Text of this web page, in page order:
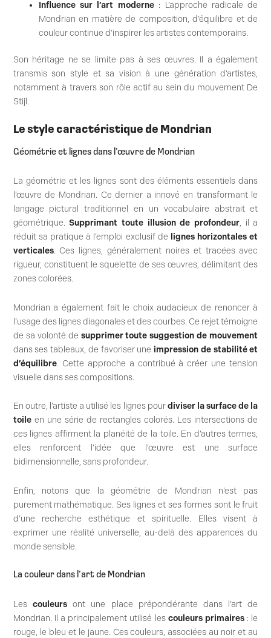
Influence sur l’art moderne: L’approche radicale de
Mondrian en matière de composition, d’équilibre et de
couleur continue d’inspirer les artistes contemporains.
Son héritage ne se limite pas à ses œuvres. Il a également
transmis son style et sa vision à une génération d’artistes,
notamment à travers son rôle actif au sein du mouvement De
Stijl.
Le style caractéristique de Mondrian
Géométrie et lignes dans l’œuvre de Mondrian
La géométrie et les lignes sont des éléments essentiels dans
l’œuvre de Mondrian. Ce dernier a innové en transformant le
langage pictural traditionnel en un vocabulaire abstrait et
géométrique.Supprimant toute illusion de profondeur, il a
réduit sa pratique à l’emploi exclusif de lignes horizontales et
verticales. Ces lignes, généralement noires et tracées avec
rigueur, constituent le squelette de ses œuvres, délimitant des
zones colorées.
Mondrian a également fait le choix audacieux de renoncer à
l’usage des lignes diagonales et des courbes. Ce rejet témoigne
de sa volonté de supprimer toute suggestion de mouvement
dans ses tableaux, de favoriser une impression de stabilité et
d’équilibre. Cette approche a contribué à créer une tension
visuelle dans ses compositions.
En outre, l’artiste a utilisé les lignes pourdiviser la surface de la
toileen une série de rectangles colorés. Les intersections de
ces lignes affirment la planéité de la toile. En d’autres termes,
elles renforcent l’idée que l’œuvre est une surface
bidimensionnelle, sans profondeur.
Enfin, notons que la géométrie de Mondrian n’est pas
purement mathématique. Ses lignes et ses formes sont le fruit
d’une recherche esthétique et spirituelle. Elles visent à
exprimer une réalité universelle, au-delà des apparences du
monde sensible.
La couleur dans l’art de Mondrian
Les couleursont une place prépondérante dans l’art de
Mondrian. Il a principalement utilisé les couleurs primaires : le
rouge, le bleu et le jaune. Ces couleurs, associées au noir et au